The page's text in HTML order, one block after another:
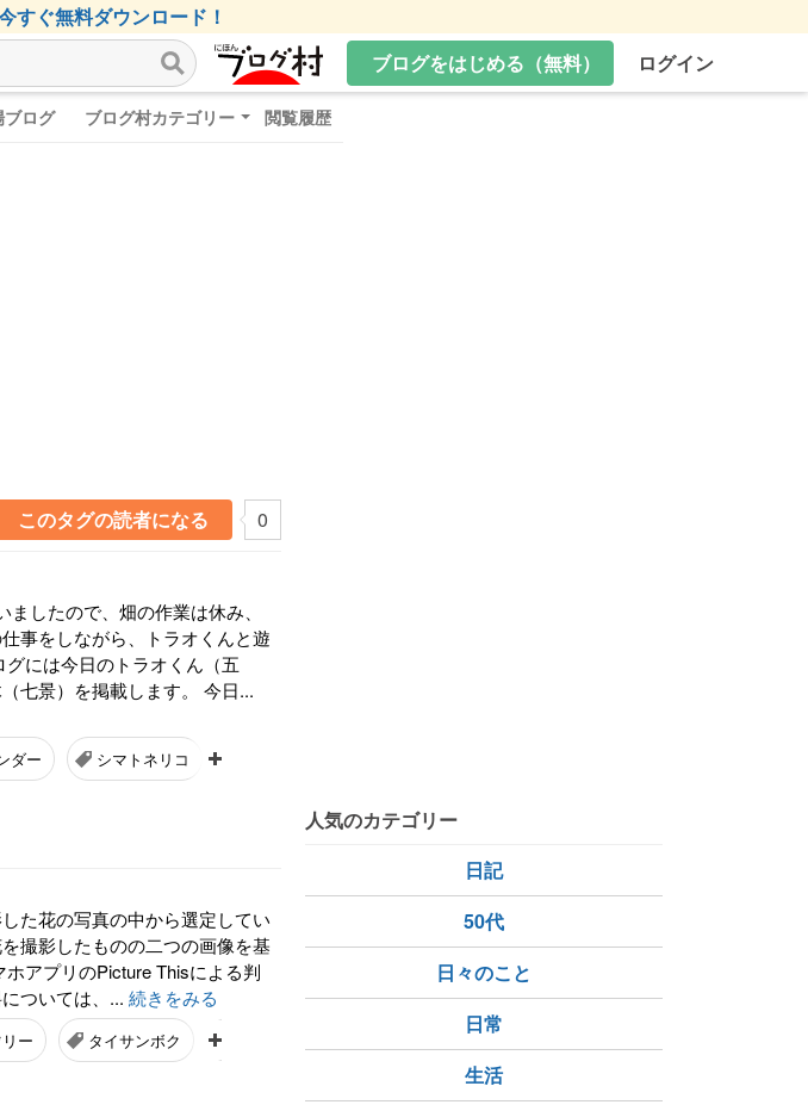
すぐ無料ダウンロード！
ブログをはじめる（無料）
ログイン
ログ ブログ村カテゴリー 閲覧履歴
このタグの読者になる 0
したので、畑の作業は休み、
事をしながら、トラオくんと遊
には今日のトラオくん（五
七景）を掲載します。 今日...
ダー シマトネリコ
た花の写真の中から選定してい
撮影したものの二つの画像を基
アプリのPicture Thisによる判
ついては、... 続きをみる
ー タイサンボク リリウム・ブルビフェラ
人気のカテゴリー
日記
50代
日々のこと
日常
生活